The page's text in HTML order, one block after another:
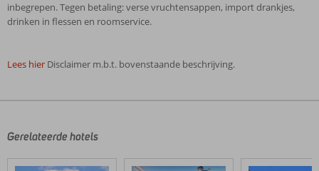
inbegrepen. Tegen betaling: verse vruchtensappen, import drankjes,
drinken in flessen en roomservice.
Lees hier Disclaimer m.b.t. bovenstaande beschrijving.
door
klanten
Gerelateerde hotels